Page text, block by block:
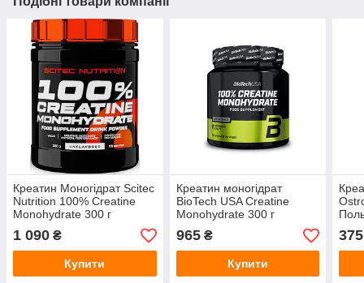
Креатин Моногідрат Scitec
Nutrition 100% Creatine
Monohydrate 300 г
1 090 ₴
Купити
Креатин моногідрат
BioTech USA Creatine
Monohydrate 300 г
965₴
Купити
375